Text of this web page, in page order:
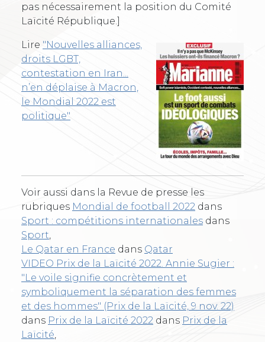
pas nécessairement la position du Comité
Laïcité République.]
Lire "Nouvelles alliances,
droits LGBT,
contestation en Iran...
n’en déplaise à Macron,
le Mondial 2022 est
politique"
Voir aussi dans la Revue de presse les
rubriques Mondial de football 2022 dans
Sport : compétitions internationales dans
Sport
Le Qatar en France dans Qatar
VIDEO Prix de la Laïcité 2022. Annie Sugier :
"Le voile signifie concrètement et
symboliquement la séparation des femmes
et des hommes" (Prix de la Laïcité, 9 nov. 22)
dans Prix de la Laïcité 2022 dans Prix de la
Laïcité